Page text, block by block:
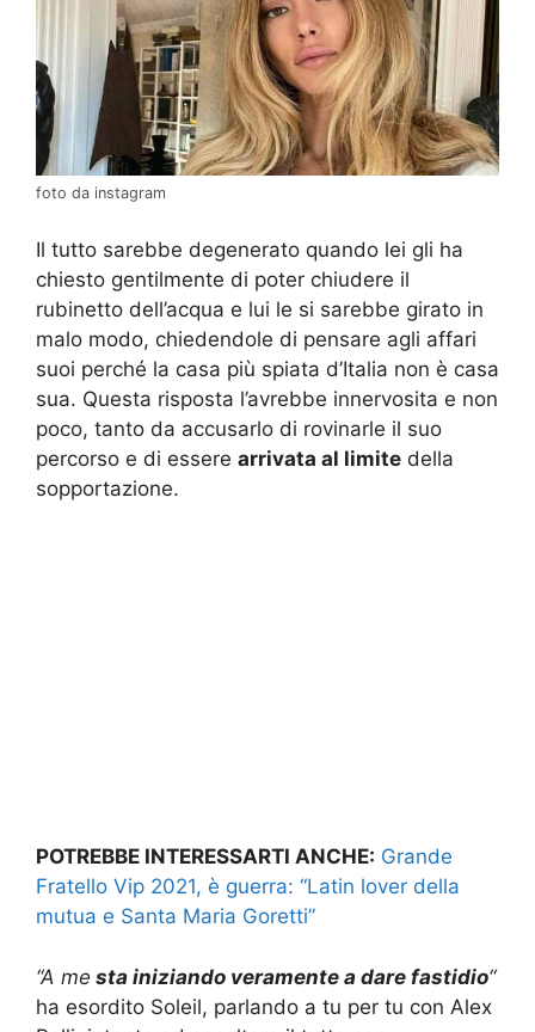
foto da instagram
Il tutto sarebbe degenerato quando lei gli ha
chiesto gentilmente di poter chiudere il
rubinetto dell’acqua e lui le si sarebbe girato in
malo modo, chiedendole di pensare agli affari
suoi perché la casa più spiata d’Italia non è casa
sua. Questa risposta l’avrebbe innervosita e non
poco, tanto da accusarlo di rovinarle il suo
percorso e di essere arrivata al limite della
sopportazione.
POTREBBE INTERESSARTI ANCHE: Grande
Fratello Vip 2021, è guerra: “Latin lover della
mutua e Santa Maria Goretti”
“A me sta iniziando veramente a dare fastidio“
ha esordito Soleil, parlando a tu per tu con Alex